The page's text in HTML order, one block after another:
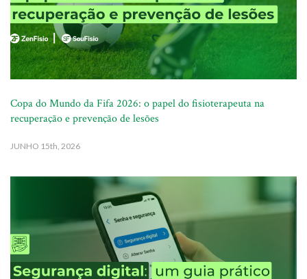
Copa do Mundo da Fifa 2026: o papel do fisioterapeuta na
recuperação e prevenção de lesões
JUNHO 15th, 2026